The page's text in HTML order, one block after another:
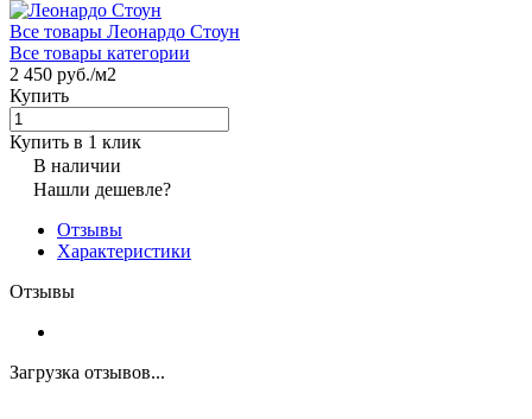
Все товары Леонардо Стоун
Все товары категории
2 450 руб./м2
Купить
Купить в 1 клик
В наличии
Нашли дешевле?
Отзывы
Характеристики
Отзывы
Загрузка отзывов...